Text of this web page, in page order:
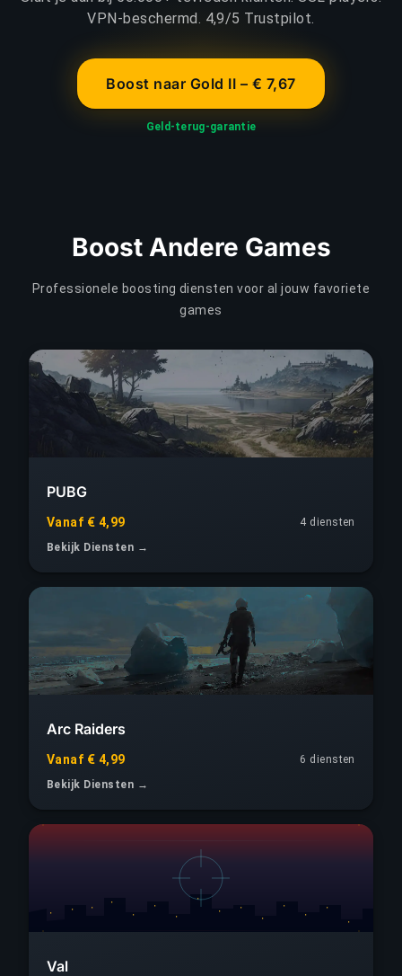
VPN-beschermd. 4,9/5 Trustpilot.
Boost naar Gold II – € 7,67
Geld-terug-garantie
Boost Andere Games
Professionele boosting diensten voor al jouw favoriete
games
PUBG
Vanaf € 4,99
4 diensten
Bekijk Diensten →
Arc Raiders
Vanaf € 4,99
6 diensten
Bekijk Diensten →
Val